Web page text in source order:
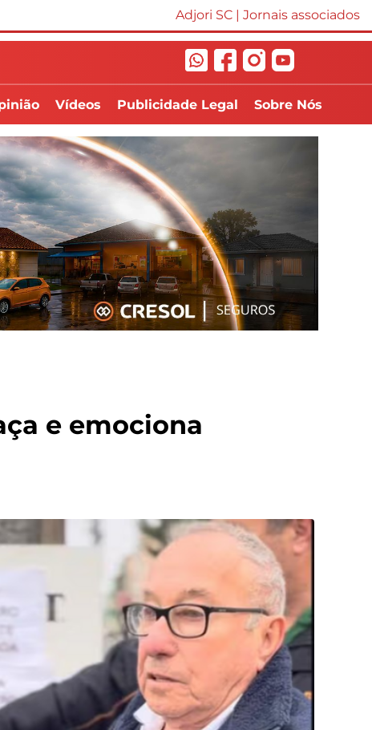
Adjori SC | Jornais associados
Vídeos Publicidade Legal Sobre Nós
e emociona